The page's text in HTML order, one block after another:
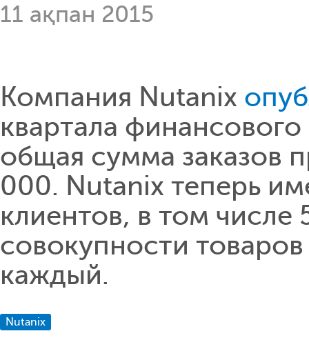
11 ақпан 2015
Компания Nutanix
квартала
общая сумма заказов
000. Nutanix теперь
клиентов, в том числе
совокупности
каждый.
Nutanix